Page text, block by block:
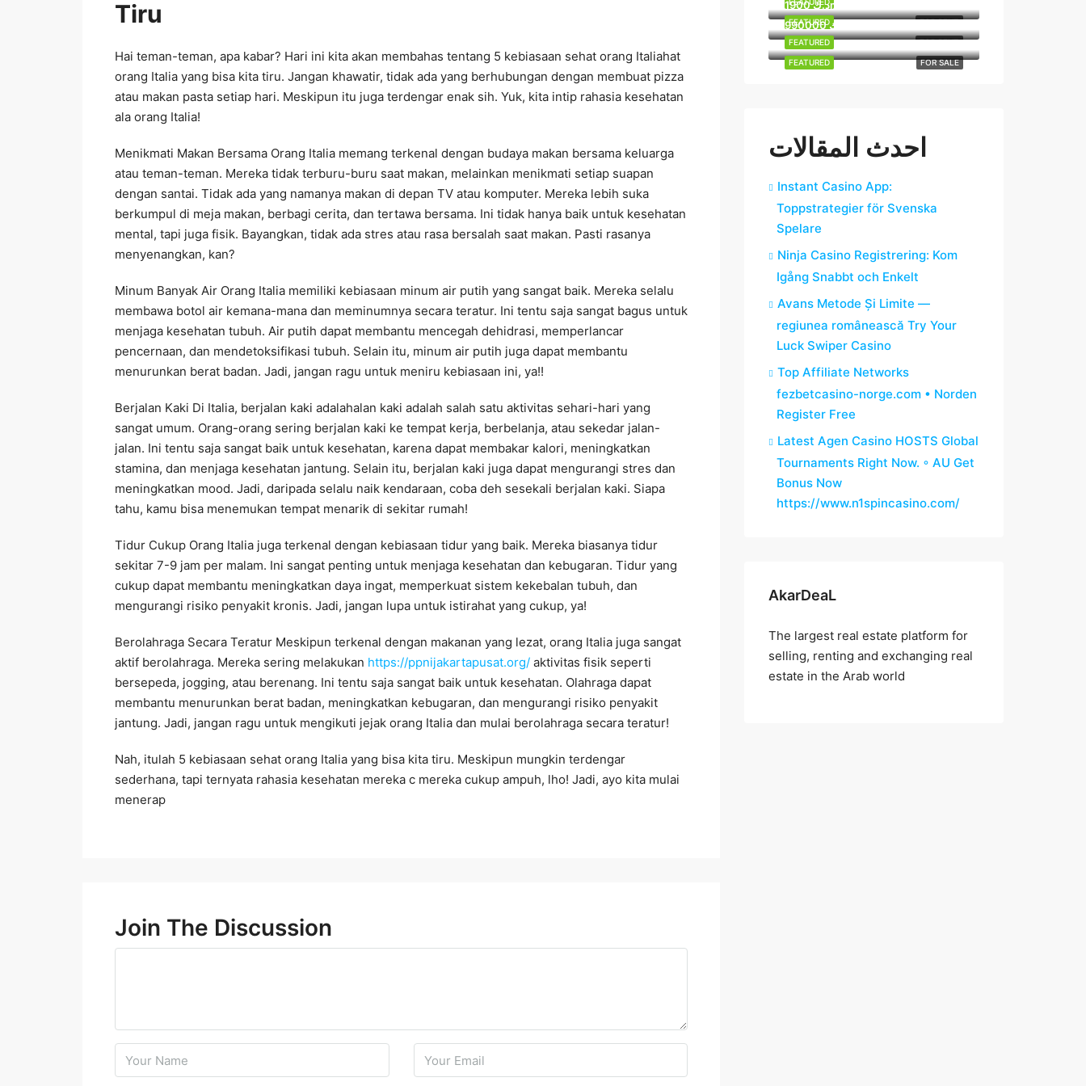
Tiru
Hai teman-teman, apa kabar? Hari ini kita akan membahas tentang 5 kebiasaan sehat orang Italiahat
orang Italia yang bisa kita tiru. Jangan khawatir, tidak ada yang berhubungan dengan membuat pizza
atau makan pasta setiap hari. Meskipun itu juga terdengar enak sih. Yuk, kita intip rahasia kesehatan
ala orang Italia!
Menikmati Makan Bersama Orang Italia memang terkenal dengan budaya makan bersama keluarga
atau teman-teman. Mereka tidak terburu-buru saat makan, melainkan menikmati setiap suapan
dengan santai. Tidak ada yang namanya makan di depan TV atau komputer. Mereka lebih suka
berkumpul di meja makan, berbagi cerita, dan tertawa bersama. Ini tidak hanya baik untuk kesehatan
mental, tapi juga fisik. Bayangkan, tidak ada stres atau rasa bersalah saat makan. Pasti rasanya
menyenangkan, kan?
Minum Banyak Air Orang Italia memiliki kebiasaan minum air putih yang sangat baik. Mereka selalu
membawa botol air kemana-mana dan meminumnya secara teratur. Ini tentu saja sangat bagus untuk
menjaga kesehatan tubuh. Air putih dapat membantu mencegah dehidrasi, memperlancar
pencernaan, dan mendetoksifikasi tubuh. Selain itu, minum air putih juga dapat membantu
menurunkan berat badan. Jadi, jangan ragu untuk meniru kebiasaan ini, ya!!
Berjalan Kaki Di Italia, berjalan kaki adalahalan kaki adalah salah satu aktivitas sehari-hari yang
sangat umum. Orang-orang sering berjalan kaki ke tempat kerja, berbelanja, atau sekedar jalan-
jalan. Ini tentu saja sangat baik untuk kesehatan, karena dapat membakar kalori, meningkatkan
stamina, dan menjaga kesehatan jantung. Selain itu, berjalan kaki juga dapat mengurangi stres dan
meningkatkan mood. Jadi, daripada selalu naik kendaraan, coba deh sesekali berjalan kaki. Siapa
tahu, kamu bisa menemukan tempat menarik di sekitar rumah!
Tidur Cukup Orang Italia juga terkenal dengan kebiasaan tidur yang baik. Mereka biasanya tidur
sekitar 7-9 jam per malam. Ini sangat penting untuk menjaga kesehatan dan kebugaran. Tidur yang
cukup dapat membantu meningkatkan daya ingat, memperkuat sistem kekebalan tubuh, dan
mengurangi risiko penyakit kronis. Jadi, jangan lupa untuk istirahat yang cukup, ya!
Berolahraga Secara Teratur Meskipun terkenal dengan makanan yang lezat, orang Italia juga sangat
aktif berolahraga. Mereka sering melakukan https://ppnijakartapusat.org/ aktivitas fisik seperti
bersepeda, jogging, atau berenang. Ini tentu saja sangat baik untuk kesehatan. Olahraga dapat
membantu menurunkan berat badan, meningkatkan kebugaran, dan mengurangi risiko penyakit
jantung. Jadi, jangan ragu untuk mengikuti jejak orang Italia dan mulai berolahraga secara teratur!
Nah, itulah 5 kebiasaan sehat orang Italia yang bisa kita tiru. Meskipun mungkin terdengar
sederhana, tapi ternyata rahasia kesehatan mereka c mereka cukup ampuh, lho! Jadi, ayo kita mulai
menerap
Join The Discussion
FOR RENT
FEATURED
FOR RENT
FEATURED
1900 د.كmo
FOR SALE
FEATURED
990000 د.ك
احدث المقالات
Instant Casino App:
Toppstrategier för Svenska
Spelare
Ninja Casino Registrering: Kom
Igång Snabbt och Enkelt
Avans Metode Și Limite —
regiunea românească Try Your
Luck Swiper Casino
Top Affiliate Networks
fezbetcasino-norge.com • Norden
Register Free
Latest Agen Casino HOSTS Global
Tournaments Right Now. ◦ AU Get
Bonus Now
https://www.n1spincasino.com/
AkarDeaL
The largest real estate platform for
selling, renting and exchanging real
estate in the Arab world